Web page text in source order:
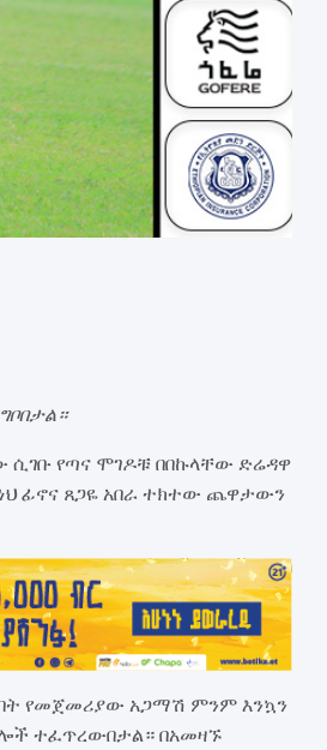
ሲገቡ የጣና ሞገዶቹ በበኩላቸው ድሬዳዋ
ፊኖና ጸጋዬ አበራ ተክተው ጨዋታውን
የመጀመሪያው አጋማሽ ምንም እንኳን
ተፈጥረውበታል። በአመዛኙ